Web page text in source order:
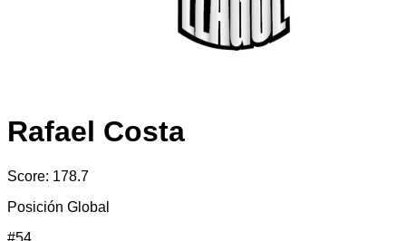
Rafael Costa
Score: 178.7
Posición Global
#54